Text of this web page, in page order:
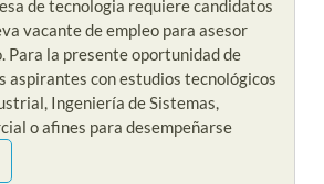
de tecnologia requiere candidatos
vacante de empleo para asesor
Para la presente oportunidad de
aspirantes con estudios tecnológicos
Ingeniería de Sistemas,
o afines para desempeñarse